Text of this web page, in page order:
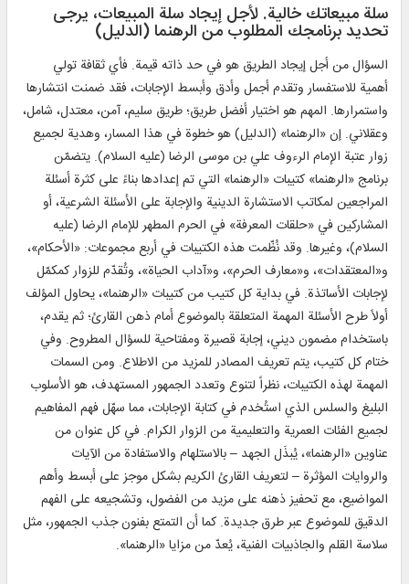
سلة مبيعاتك خالية. لأجل إيجاد سلة المبيعات، يرجی
تحديد برنامجك المطلوب من الرهنما (الدليل)
السؤال من أجل إيجاد الطريق هو في حد ذاته قيمة. فأي ثقافة تولي
أهمية للاستفسار وتقدم أجمل وأدق وأبسط الإجابات، فقد ضمنت انتشارها
واستمرارها. المهم هو اختيار أفضل طريق؛ طريق سليم، آمن، معتدل، شامل،
وعقلاني. إن «الرهنما» (الدليل) هو خطوة في هذا المسار، وهدية لجميع
زوار عتبة الإمام الرءوف علي بن موسى الرضا (عليه السلام). يتضمّن
برنامج «الرهنما» كتيبات «الرهنما» التي تم إعدادها بناءً على كثرة أسئلة
المراجعين لمكاتب الاستشارة الدينية والإجابة على الأسئلة الشرعية، أو
المشاركين في «حلقات المعرفة» في الحرم المطهر للإمام الرضا (عليه
السلام)، وغيرها. وقد نُظّمت هذه الكتيبات في أربع مجموعات: «الأحكام»،
و«المعتقدات»، و«معارف الحرم»، و«آداب الحياة»، وتُقدّم للزوار كمكمّل
لإجابات الأساتذة. في بداية كل كتيب من كتيبات «الرهنما»، يحاول المؤلف
أولاً طرح الأسئلة المهمة المتعلقة بالموضوع أمام ذهن القارئ؛ ثم يقدم،
باستخدام مضمون ديني، إجابة قصيرة ومفتاحية للسؤال المطروح. وفي
ختام كل كتيب، يتم تعريف المصادر للمزيد من الاطلاع. ومن السمات
المهمة لهذه الكتيبات، نظراً لتنوع وتعدد الجمهور المستهدف، هو الأسلوب
البليغ والسلس الذي استُخدم في كتابة الإجابات، مما سهّل فهم المفاهيم
لجميع الفئات العمرية والتعليمية من الزوار الكرام. في كل عنوان من
عناوين «الرهنما»، يُبذَل الجهد – بالاستلهام والاستفادة من الآيات
والروايات المؤثرة – لتعريف القارئ الكريم بشكل موجز على أبسط وأهم
المواضيع، مع تحفيز ذهنه على مزيد من الفضول، وتشجيعه على الفهم
الدقيق للموضوع عبر طرق جديدة. كما أن التمتع بفنون جذب الجمهور، مثل
سلاسة القلم والجاذبيات الفنية، يُعدّ من مزايا «الرهنما».